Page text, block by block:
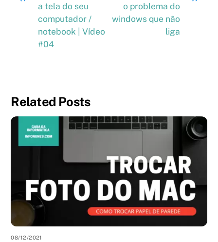
a tela do seu
computador /
notebook | Vídeo
#04
o problema do
windows que não
liga
Related Posts
08/12/2021